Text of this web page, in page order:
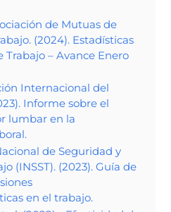
de Mutuas de
(2024). Estadísticas
Trabajo – Avance Enero
Internacional del
Informe sobre el
lumbar en la
de Seguridad y
(INSST). (2023). Guía de
en el trabajo.